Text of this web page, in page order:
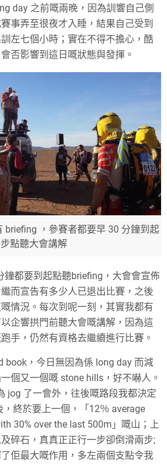
day 之前嘅兩晚，因為訓響自己側
事弄至很夜才入睡，結果自己受到
左七個小時；實在不得不擔心，酷
否影響到這日嘅狀態與發揮。
briefing ，參賽者都要早 30 分鐘到起
步點聽大會講解
鐘都要到起點聽briefing ，大會會宣佈
而宣告有多少人已退出比賽，之後
情況。每次到呢一刻，其實我都有
企響拱門前聽大會嘅講解，因為這
手，仍然有資格去繼續進行比賽。
book ，今日無因為係 long day 而減
個又一個嘅 stone hills ，好不嚇人。
jog 了一會外，往後嘅路段我都決定
，終於要上一個，「 12％ average
30% over the last 500m 」嘅山；上
碎石，真真正正行一步卻倒滑兩步;
佢最大嘅作用，多左兩個支點令我